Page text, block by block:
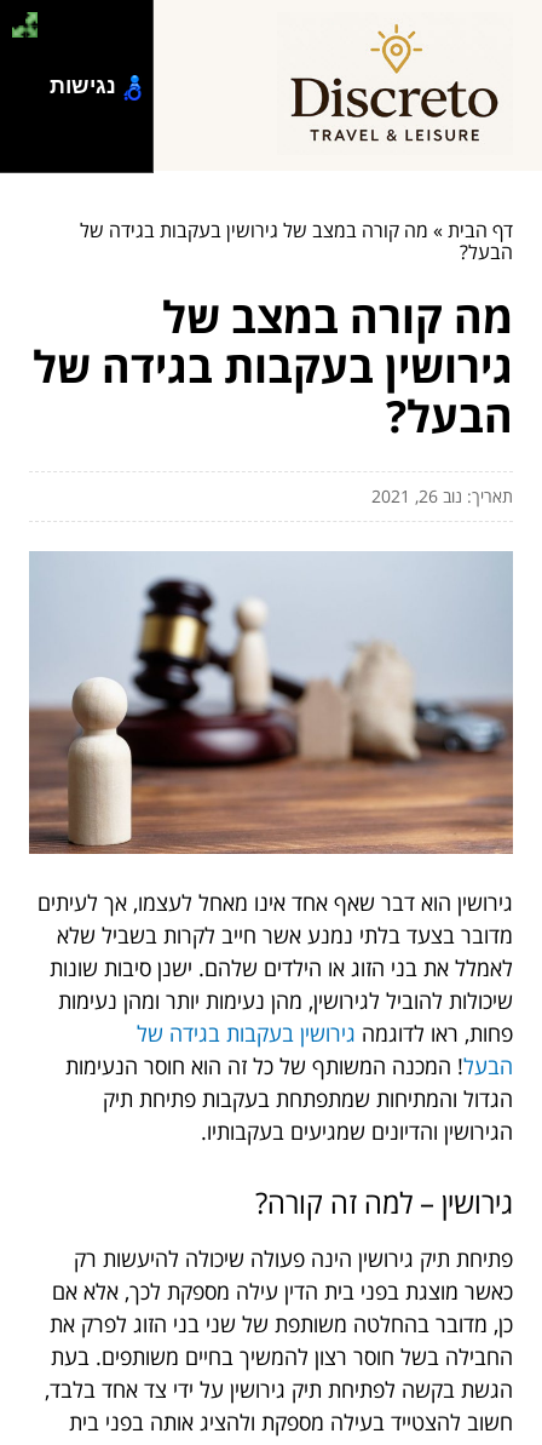
דף הבית» מה קורה במצב של גירושין בעקבות בגידה של
הבעל?
מה קורה במצב של
גירושין בעקבות בגידה של
הבעל?
תאריך: נוב 26, 2021
גירושין הוא דבר שאף אחד אינו מאחל לעצמו, אך לעיתים
מדובר בצעד בלתי נמנע אשר חייב לקרות בשביל שלא
לאמלל את בני הזוג או הילדים שלהם. ישנן סיבות שונות
שיכולות להוביל לגירושין, מהן נעימות יותר ומהן נעימות
פחות, ראו לדוגמה גירושין בעקבות בגידה של
הבעל! המכנה המשותף של כל זה הוא חוסר הנעימות
הגדול והמתיחות שמתפתחת בעקבות פתיחת תיק
הגירושין והדיונים שמגיעים בעקבותיו.
גירושין – למה זה קורה?
פתיחת תיק גירושין הינה פעולה שיכולה להיעשות רק
כאשר מוצגת בפני בית הדין עילה מספקת לכך, אלא אם
כן, מדובר בהחלטה משותפת של שני בני הזוג לפרק את
החבילה בשל חוסר רצון להמשיך בחיים משותפים. בעת
הגשת בקשה לפתיחת תיק גירושין על ידי צד אחד בלבד,
חשוב להצטייד בעילה מספקת ולהציג אותה בפני בית
נגישות